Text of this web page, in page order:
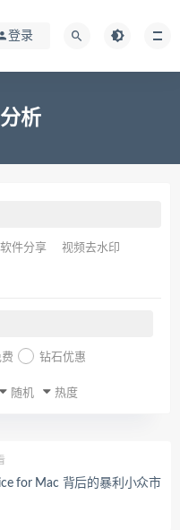
登录
析
软件分享 视频去水印
钻石优惠
随机 热度
for Mac 背后的暴利小众市